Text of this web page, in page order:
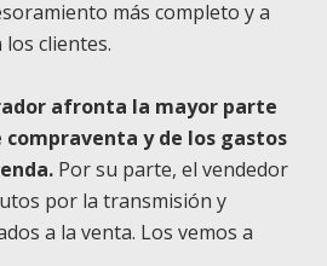
más completo y a
clientes.
afronta la mayor parte
compraventa y de los gastos
Por su parte, el vendedor
por la transmisión y
a la venta. Los vemos a